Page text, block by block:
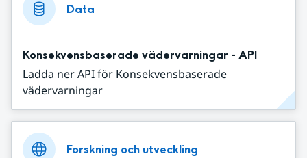
Data
Konsekvensbaserade vädervarningar - API
Ladda ner API för Konsekvensbaserade
vädervarningar
Forskning och utveckling